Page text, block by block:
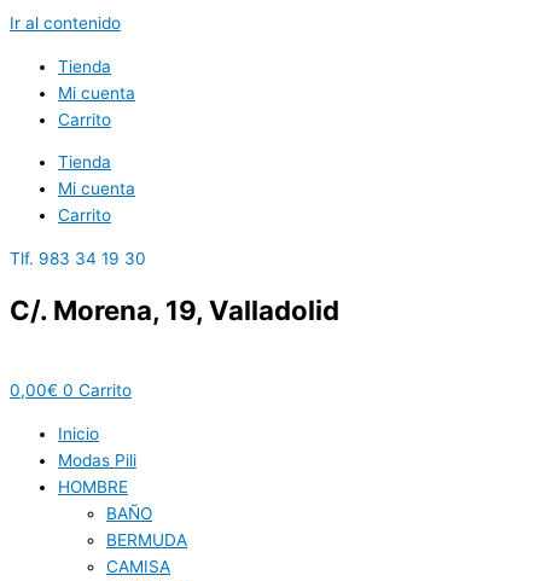
Ir al contenido
Tienda
Mi cuenta
Carrito
Tienda
Mi cuenta
Carrito
Tlf. 983 34 19 30
C/. Morena, 19, Valladolid
0,00€ 0 Carrito
Inicio
Modas Pili
HOMBRE
BAÑO
BERMUDA
CAMISA